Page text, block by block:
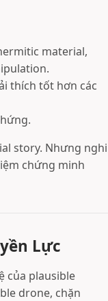
material,
thích tốt hơn các
story. Nhưng nghi
chứng minh
Lực
của plausible
drone, chặn